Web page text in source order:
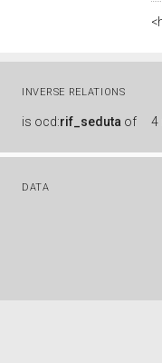
INVERSE RELATIONS
is ocd:rif_seduta of 4
DATA